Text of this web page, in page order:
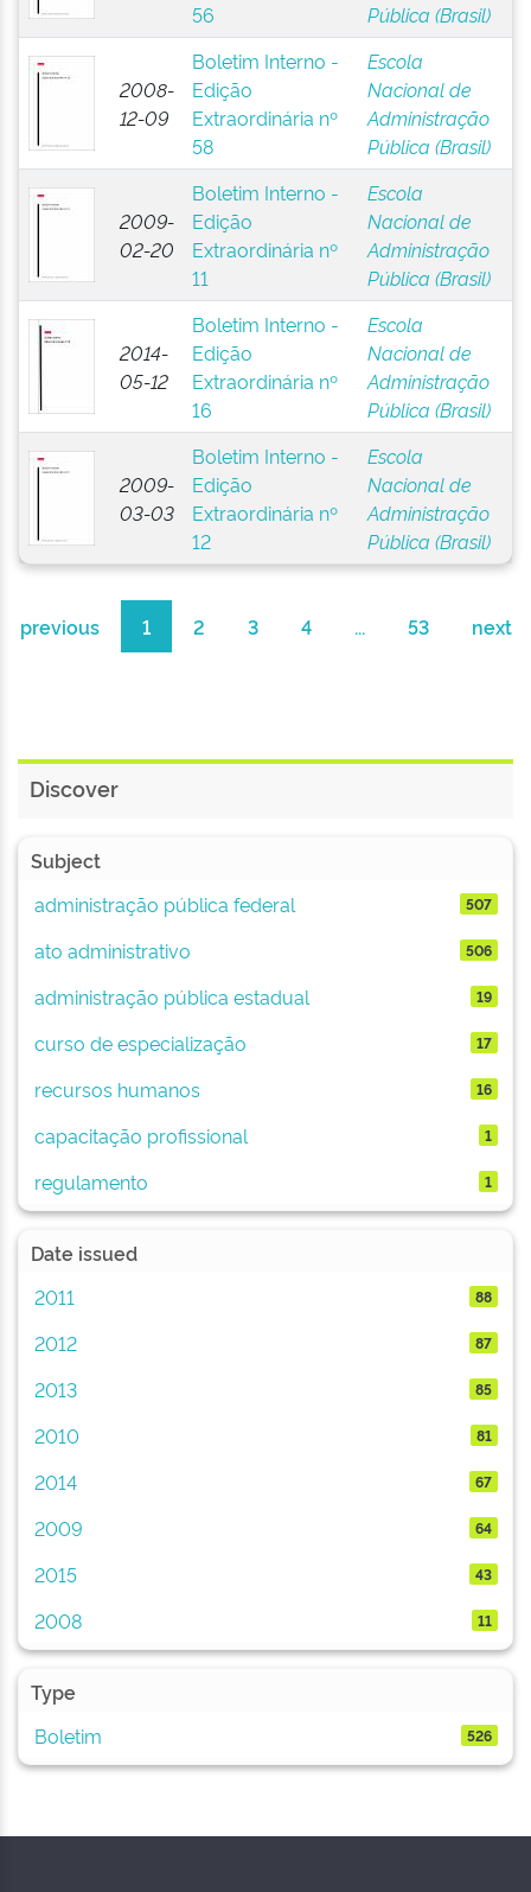
56
Pública (Brasil)
2008-
12-09
Boletim Interno -
Edição
Extraordinária nº
58
Escola
Nacional de
Administração
Pública (Brasil)
2009-
02-20
Boletim Interno -
Edição
Extraordinária nº
11
Escola
Nacional de
Administração
Pública (Brasil)
2014-
05-12
Boletim Interno -
Edição
Extraordinária nº
16
Escola
Nacional de
Administração
Pública (Brasil)
2009-
03-03
Boletim Interno -
Edição
Extraordinária nº
12
Escola
Nacional de
Administração
Pública (Brasil)
previous 1 2 3 4 ... 53 next
Discover
Subject
administração pública federal
507
ato administrativo 506
administração pública estadual 19
curso de especialização 17
recursos humanos 16
capacitação profissional 1
regulamento 1
Date issued
2011
88
2012 87
2013 85
2010 81
2014 67
2009 64
2015 43
2008 11
Type
Boletim
526